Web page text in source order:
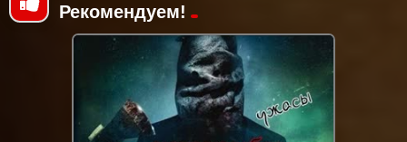
Рекомендуем!